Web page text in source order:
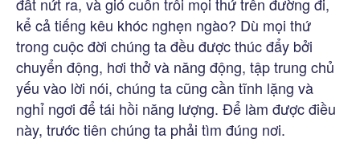
kể cả tiếng kêu khóc nghẹn ngào? Dù mọi thứ
trong cuộc đời chúng ta đều được thúc đẩy bởi
chuyển động, hơi thở và năng động, tập trung chủ
yếu vào lời nói, chúng ta cũng cần tĩnh lặng và
nghỉ ngơi để tái hồi năng lượng. Để làm được điều
này, trước tiên chúng ta phải tìm đúng nơi.